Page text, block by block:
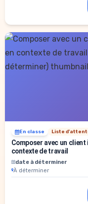
En classe Liste
Composer avec un
contexte de travail
date à déterminer
À déterminer